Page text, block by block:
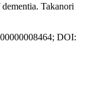
Takanori
DOI: